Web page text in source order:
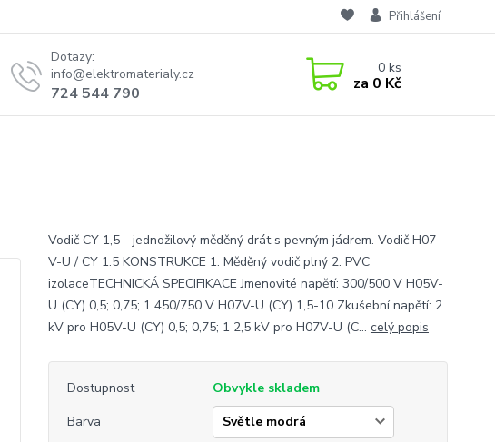
Přihlášení
Dotazy:
info@elektromaterialy.cz
724 544 790
0ks
za 0 Kč
Vodič CY 1,5 - jednožilový měděný drát s pevným jádrem. Vodič H07
V-U / CY 1.5 KONSTRUKCE 1. Měděný vodič plný 2. PVC
izolaceTECHNICKÁ SPECIFIKACE Jmenovité napětí: 300/500 V H05V-
U (CY) 0,5; 0,75; 1 450/750 V H07V-U (CY) 1,5-10 Zkušební napětí: 2
kV pro H05V-U (CY) 0,5; 0,75; 1 2,5 kV pro H07V-U (C... celý popis
Dostupnost
Obvykle skladem
Barva